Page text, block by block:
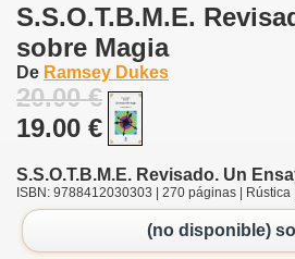
S.S.O.T.B.M.E.
sobre Magia
De Ramsey Dukes
20.00 €
19.00 €
S.S.O.T.B.M.E. Revisado. Un
ISBN: 9788412030303 | 270 páginas | Rústica
(no disponible)